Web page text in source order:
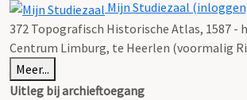
Mijn Studiezaal
372 Topografisch Historische Atlas, 1587 -
Centrum Limburg, te Heerlen (voormalig
Meer...
Uitleg bij archieftoegang